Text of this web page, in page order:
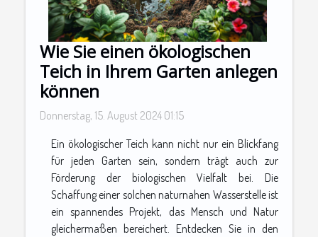
Wie Sie einen ökologischen
Teich in Ihrem Garten anlegen
können
Donnerstag, 15. August 2024 01:15
Ein ökologischer Teich kann nicht nur ein Blickfang
für jeden Garten sein, sondern trägt auch zur
Förderung der biologischen Vielfalt bei. Die
Schaffung einer solchen naturnahen Wasserstelle ist
ein spannendes Projekt, das Mensch und Natur
gleichermaßen bereichert. Entdecken Sie in den